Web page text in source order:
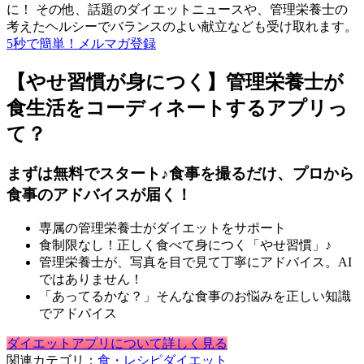
に！ その他、話題のダイエットニュースや、管理栄養士の
考えたヘルシーでバランスのよい献立なども受け取れます。
5秒で簡単！メルマガ登録
【やせ習慣が身につく】管理栄養士が
食生活をコーディネートするアプリっ
て？
まずは無料でスタート♪食事を撮るだけ、プロから
食事のアドバイスが届く！
専属の管理栄養士がダイエットをサポート
食制限なし！正しく食べて身につく「やせ習慣」♪
管理栄養士が、写真を目で見て丁寧にアドバイス。AI
ではありません！
「あってるかな？」そんな食事のお悩みを正しい知識
でアドバイス
ダイエットアプリについて詳しく見る
関連カテゴリ： 食・レシピダイエット